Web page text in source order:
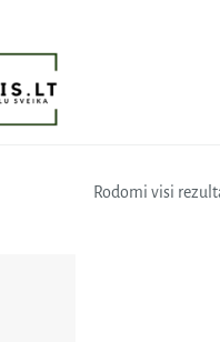
Rodomi visi